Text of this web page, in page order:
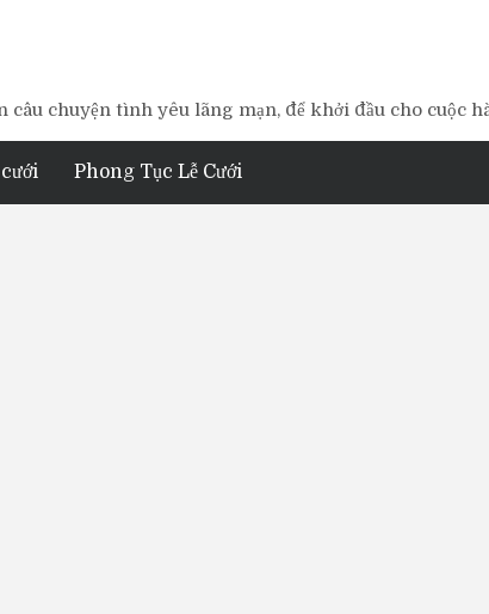
chuyện tình yêu lãng mạn, để khởi đầu cho cuộc
Phong Tục Lễ Cưới